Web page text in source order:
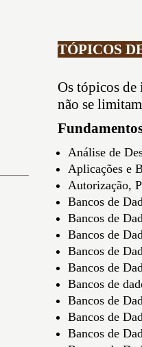
TÓPICOS
Os tópicos de
não se
Análise de
Aplicações e
Autorização,
Bancos de
Bancos de
Bancos de
Bancos de
Bancos de
Bancos de
Bancos de
Bancos de
Bancos de